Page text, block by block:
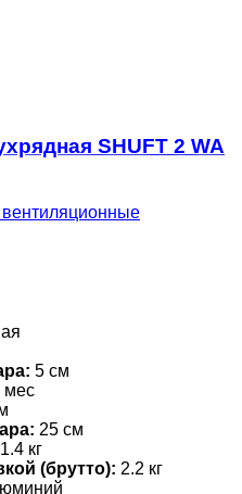
SHUFT 2 WA
5 см
мес
25 см
1.4 кг
(брутто): 2.2 кг